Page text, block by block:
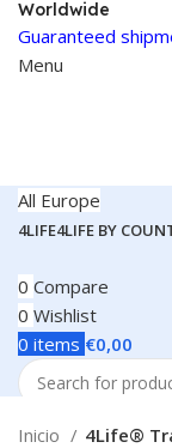
Worldwide
Guaranteed
Menu
All Europe
4LIFE4LIFE BY
0 Compare
0 Wishlist
0 items €0,00
Search
Inicio 4Life®